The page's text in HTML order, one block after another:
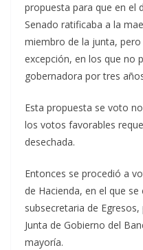
propuesta para que en el
Senado ratificaba a la
miembro de la junta,
excepción, en los que no
gobernadora por tres
Esta propuesta se voto
los votos favorables
desechada.
Entonces se procedió a
de Hacienda, en el que
subsecretaria de
Junta de Gobierno del
mayoría.